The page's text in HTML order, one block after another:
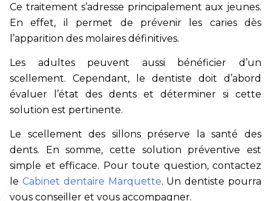
Ce traitement s’adresse principalement aux jeunes.
En effet, il permet de prévenir les caries dès
l’apparition des molaires définitives.
Les adultes peuvent aussi bénéficier d’un
scellement. Cependant, le dentiste doit d’abord
évaluer l’état des dents et déterminer si cette
solution est pertinente.
Le scellement des sillons préserve la santé des
dents. En somme, cette solution préventive est
simple et efficace. Pour toute question, contactez
le Cabinet dentaire Marquette. Un dentiste pourra
vous conseiller et vous accompagner.